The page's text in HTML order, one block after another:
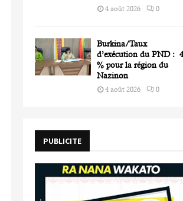
4 août 2026 0
Burkina/Taux
d’exécution du PND :
% pour la région du
Nazinon
4 août 2026 0
PUBLICITE